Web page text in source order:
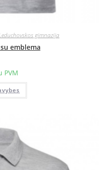
gimnazija
emblema
PVM